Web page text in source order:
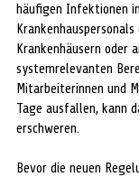
häufigen Infektionen
Krankenhauspersonals
Krankenhäusern oder
systemrelevanten
Mitarbeiterinnen und
Tage ausfallen, kann
erschweren.
Bevor die neuen